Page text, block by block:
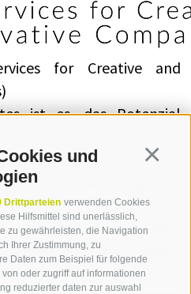
und
Drittparteien verwenden Cookies
Hilfsmittel sind unerlässlich,
zu gewährleisten, die Navigation
Ihrer Zustimmung, zu
Daten zum Beispiel für folgende
oder zugriff auf informationen
reduzierter daten zur auswahl
for Creative and
ist es, das Potenzial
und -
die Entwicklung der
Insbesondere
fünf Themen: Big Data,
Industry, Industry